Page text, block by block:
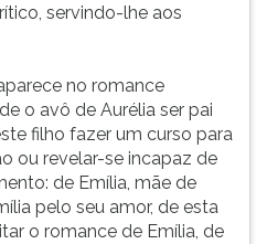
servindo-lhe aos
no romance
o avô de Aurélia ser pai
filho fazer um curso para
ou revelar-se incapaz de
de Emília, mãe de
pelo seu amor, de esta
o romance de Emília, de